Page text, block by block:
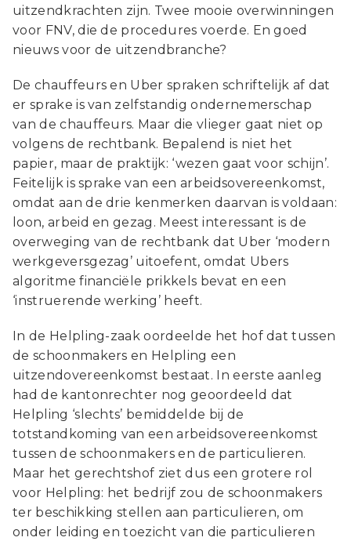
uitzendkrachten zijn. Twee mooie overwinningen
voor FNV, die de procedures voerde. En goed
nieuws voor de uitzendbranche?
De chauffeurs en Uber spraken schriftelijk af dat
er sprake is van zelfstandig ondernemerschap
van de chauffeurs. Maar die vlieger gaat niet op
volgens de rechtbank. Bepalend is niet het
papier, maar de praktijk: ‘wezen gaat voor schijn’.
Feitelijk is sprake van een arbeidsovereenkomst,
omdat aan de drie kenmerken daarvan is voldaan:
loon, arbeid en gezag. Meest interessant is de
overweging van de rechtbank dat Uber ‘modern
werkgeversgezag’ uitoefent, omdat Ubers
algoritme financiële prikkels bevat en een
‘instruerende werking’ heeft.
In de Helpling-zaak oordeelde het hof dat tussen
de schoonmakers en Helpling een
uitzendovereenkomst bestaat. In eerste aanleg
had de kantonrechter nog geoordeeld dat
Helpling ‘slechts’ bemiddelde bij de
totstandkoming van een arbeidsovereenkomst
tussen de schoonmakers en de particulieren.
Maar het gerechtshof ziet dus een grotere rol
voor Helpling: het bedrijf zou de schoonmakers
ter beschikking stellen aan particulieren, om
onder leiding en toezicht van die particulieren